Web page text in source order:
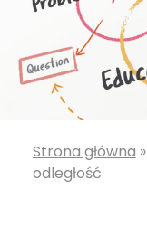
Strona główna »
odległość